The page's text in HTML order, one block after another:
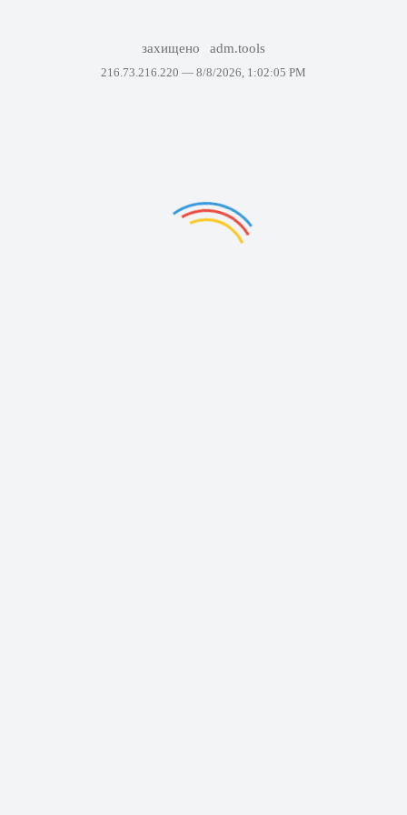
захищено adm.tools
216.73.216.220 — 8/8/2026, 1:02:05 PM